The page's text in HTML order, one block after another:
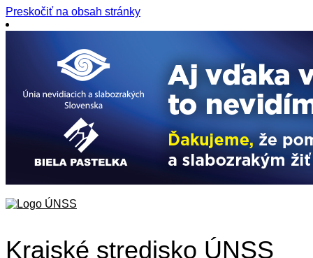
Preskočiť na obsah stránky
Krajské stredisko ÚNSS